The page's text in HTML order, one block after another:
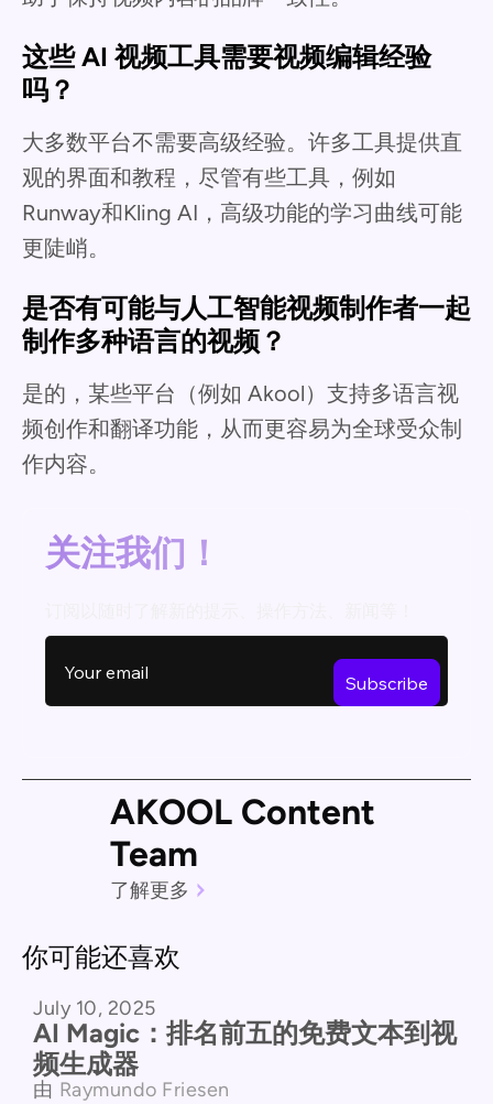
这些 AI 视频工具需要视频编辑经验
吗？
大多数平台不需要高级经验。许多工具提供直
观的界面和教程，尽管有些工具，例如
Runway和Kling AI，高级功能的学习曲线可能
更陡峭。
是否有可能与人工智能视频制作者一起
制作多种语言的视频？
是的，某些平台（例如 Akool）支持多语言视
频创作和翻译功能，从而更容易为全球受众制
作内容。
关注我们！
AKOOL Content
Team
了解更多
你可能还喜欢
产品对比
July 10, 2025
AI Magic：排名前五的免费文本到视
频生成器
由 Raymundo Friesen